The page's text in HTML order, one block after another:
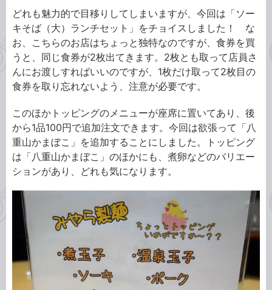
どれも魅力的で目移りしてしまいますが、今回は「ソー
キそば（大）ランチセット」をチョイスしました！ な
お、こちらのお店はちょっと独特なのですが、食券を買
うと、同じ食券が2枚出てきます。2枚とも取って店員さ
んにお渡しすればいいのですが、1枚だけ取って2枚目の
食券を取り忘れないよう、注意が必要です。
このほかトッピングのメニューが座席に置いてあり、後
から1品100円で追加注文できます。今回は欲張って「八
重山かまぼこ」を追加することにしました。トッピング
は「八重山かまぼこ」のほかにも、煮卵などのバリエー
ションがあり、どれも気になります。